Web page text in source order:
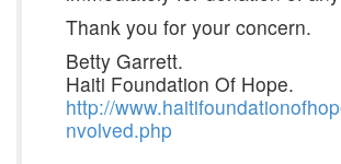
Thank you for your concern.
Betty Garrett.
Haiti Foundation Of Hope.
http://
nvolved.php